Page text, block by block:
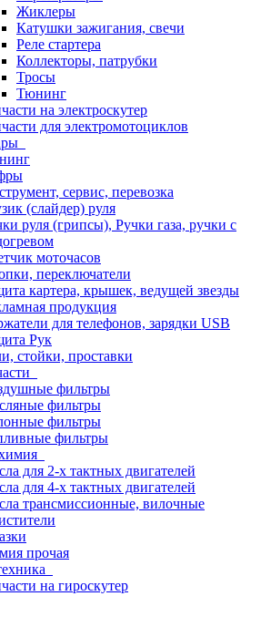
Жиклеры
Катушки зажигания, свечи
Реле стартера
Коллекторы, патрубки
Тросы
Тюнинг
на электроскутер
для электромотоциклов
сервис, перевозка
(слайдер) руля
руля (грипсы), Ручки газа, ручки с
моточасов
переключатели
картера, крышек, ведущей звезды
продукция
для телефонов, зарядки USB
Рук
стойки, проставки
фильтры
фильтры
фильтры
фильтры
для 2-х тактных двигателей
для 4-х тактных двигателей
трансмиссионные, вилочные
прочая
на гироскутер